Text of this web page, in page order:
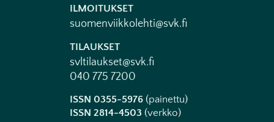
ILMOITUKSET
suomenviikkolehti@svk.fi
TILAUKSET
svltilaukset@svk.fi
040 775 7200
ISSN 0355-5976 (painettu)
ISSN 2814-4503 (verkko)